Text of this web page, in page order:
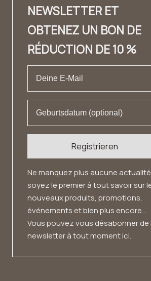
Témoignages
Mentions légales
CONDITIONS GÉNÉRALES DE VENTE
Protection des données
Droit de rétractation
Fashion Cloud
Label privé
NEWSLETTER ET
OBTENEZ UN BON DE
RÉDUCTION DE 10 %
Registrieren
Ne manquez plus aucune
soyez le premier à tout savoir sur
nouveaux produits, promotions,
événements et bien plus encore...
Vous pouvez vous désabonner de
newsletter à tout moment ici.